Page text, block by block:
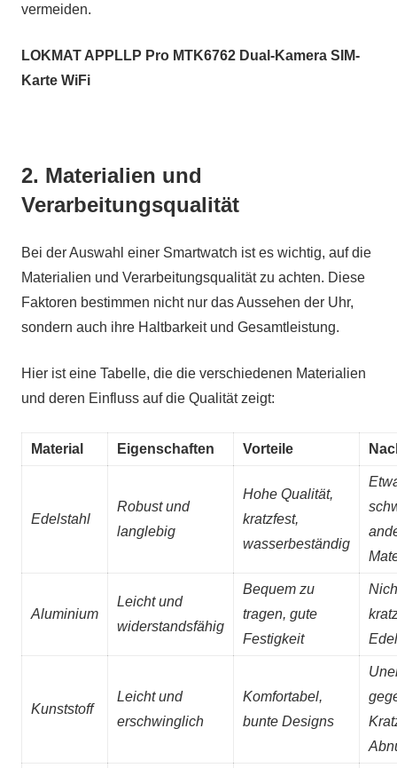
vermeiden.
LOKMAT APPLLP Pro MTK6762 Dual-Kamera SIM-
Karte WiFi
2. Materialien und
Verarbeitungsqualität
Bei der Auswahl einer Smartwatch ist es wichtig, auf die
Materialien und Verarbeitungsqualität zu achten. Diese
Faktoren bestimmen nicht nur das Aussehen der Uhr,
sondern auch ihre Haltbarkeit und Gesamtleistung.
Hier ist eine Tabelle, die die verschiedenen Materialien
und deren Einfluss auf die Qualität zeigt:
Material Eigenschaften Vorteile
Edelstahl
Robust und
langlebig
Hohe Qualität,
kratzfest,
wasserbeständig
Aluminium
Leicht und
widerstandsfähig
Bequem zu
tragen, gute
Festigkeit
Kunststoff
Leicht und
erschwinglich
Komfortabel,
bunte Designs